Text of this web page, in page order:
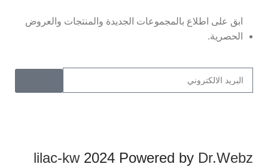
ابق على اطلاع بالمجموعات الجديدة والمنتجات والعروض
الحصرية.
lilac-kw 2024 Powered by Dr.Webz